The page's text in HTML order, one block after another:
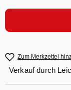
Zum Merkzettel
Verkauf durch